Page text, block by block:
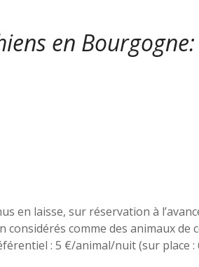
en
en laisse, sur réservation à
comme des animaux de
: 5 €/animal/nuit (sur place :